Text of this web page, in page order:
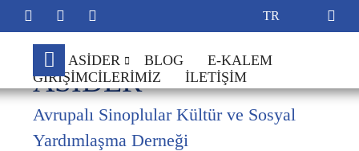
ASİDER
Hakkımızda
Yönetim Kurulu
BLOG
E-KALEM
GIRIŞIMCILERIMIZ
İLETIŞIM
ASİDER
Avrupalı Sinoplular Kültür ve Sosyal
Yardımlaşma Derneği